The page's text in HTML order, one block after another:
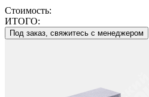
Стоимость:
ИТОГО:
Под заказ, свяжитесь с менеджером